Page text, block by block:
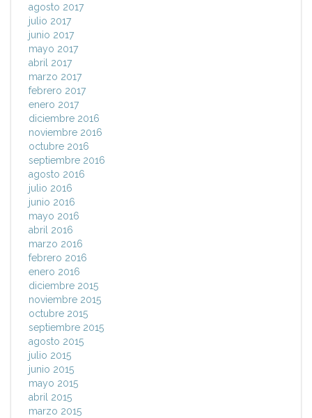
agosto 2017
julio 2017
junio 2017
mayo 2017
abril 2017
marzo 2017
febrero 2017
enero 2017
diciembre 2016
noviembre 2016
octubre 2016
septiembre 2016
agosto 2016
julio 2016
junio 2016
mayo 2016
abril 2016
marzo 2016
febrero 2016
enero 2016
diciembre 2015
noviembre 2015
octubre 2015
septiembre 2015
agosto 2015
julio 2015
junio 2015
mayo 2015
abril 2015
marzo 2015